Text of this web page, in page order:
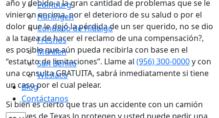
Edinburg
Harlingen
Condado de Hidalgo
Fresnos
McAllen
San Benito
Weslaco
Blog
Contáctanos
año y debido a la gran cantidad de problemas que se le
vinieron encima, por el deterioro de su salud o por el
dolor que le dejó la pérdida de un ser querido, no se dio
a la tarea de hacer el reclamo de una compensación?,
es posible que aún pueda recibirla con base en el
“estatuto de limitaciones”. Llame al (956) 300-0000y con
una consulta GRATUITA, sabrá inmediatamente si tiene
un caso por el cual pelear.
Si bien es cierto que tras un accidente con un camión